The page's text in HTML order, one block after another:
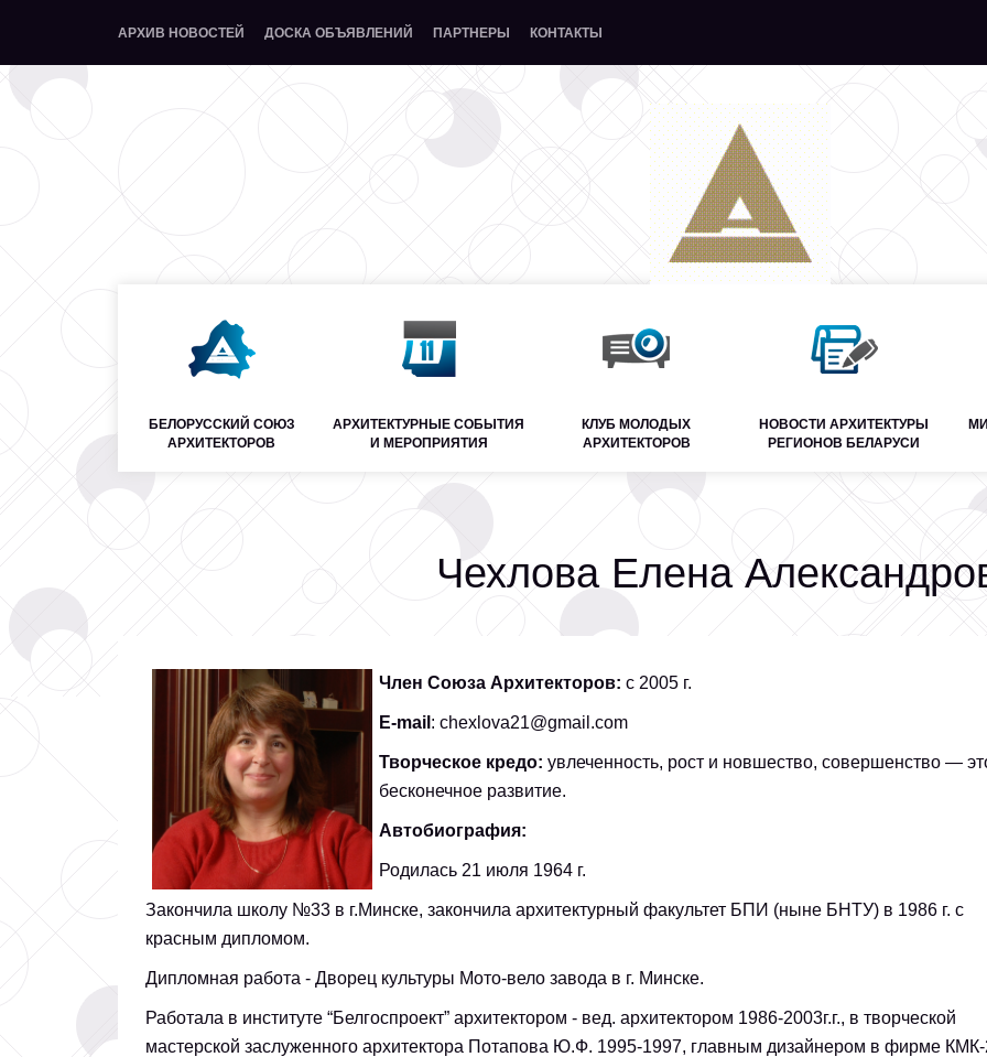
АРХИВ НОВОСТЕЙ ДОСКА ОБЪЯВЛЕНИЙ ПАРТНЕРЫ КОНТАКТЫ
БЕЛОРУССКИЙ СОЮЗ
АРХИТЕКТОРОВ
АРХИТЕКТУРНЫЕ СОБЫТИЯ
И МЕРОПРИЯТИЯ
КЛУБ МОЛОДЫХ
АРХИТЕКТОРОВ
НОВОСТИ АРХИТЕКТУРЫ
РЕГИОНОВ БЕЛАРУСИ
Чехлова Елена
Член Союза Архитекторов: с 2005 г.
E-mail : chexlova21@gmail.com
Творческое кредо: увлеченность, рост и новшество, совершенство ―
бесконечное развитие.
Автобиография:
Родилась 21 июля 1964 г.
Закончила школу №33 в г.Минске, закончила архитектурный факультет БПИ (ныне БНТУ) в 1986 г. с
красным дипломом.
Дипломная работа - Дворец культуры Мото-вело завода в г. Минске.
Работала в институте “Белгоспроект” архитектором - вед. архитектором 1986-2003г.г., в творческой
мастерской заслуженного архитектора Потапова Ю.Ф. 1995-1997, главным дизайнером в фирме